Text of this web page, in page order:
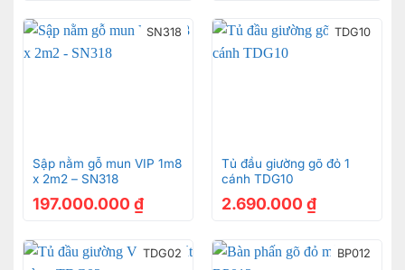
lên đến 7 lớp sơn theo công nghệ Châu Âu kết
tượng và hoa văn họa tiết dát vàng Ý để trở lên
nổi bật và có sức hút nhiều hơn so với các mẫu
bàn trang điểm bằng gỗ cùng loại khác.
SN318
Sập nằm gỗ mun VIP 1m8
x 2m2 – SN318
197.000.000 ₫
TDG10
Tủ đầu giường gõ đỏ 1
cánh TDG10
2.690.000 ₫
TDG02 BP012